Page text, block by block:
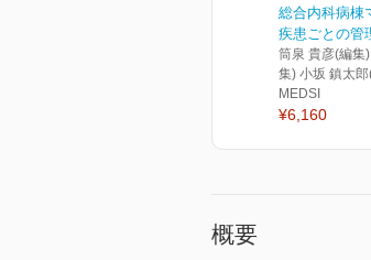
総合内科病
疾患ごとの管
筒泉 貴彦(編集
集) 小坂 鎮太
MEDSI
¥6,160
概要